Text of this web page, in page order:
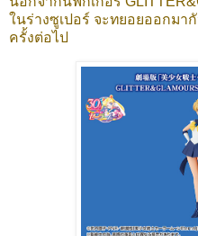
ในร่างซูเปอร์ จะทยอยออกมา
ครั้งต่อไป